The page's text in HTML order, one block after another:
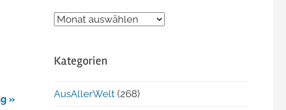
Blog-
Kategorien
AusAllerWelt (268)